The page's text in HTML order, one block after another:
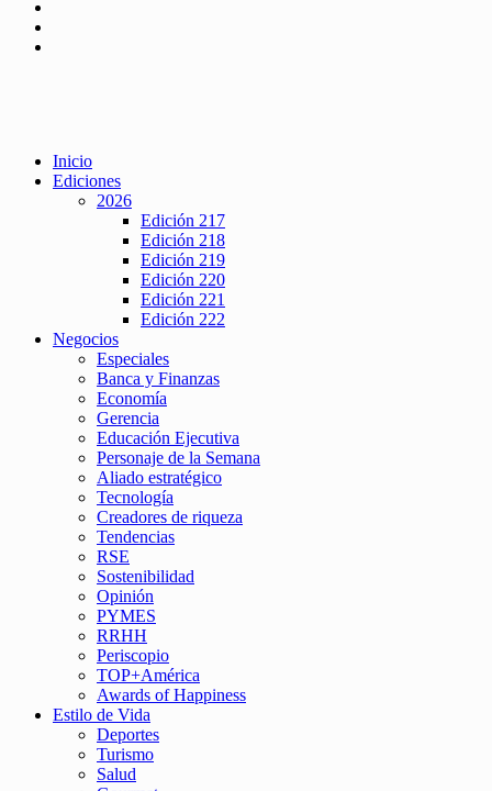
Inicio
Ediciones
2026
Edición 217
Edición 218
Edición 219
Edición 220
Edición 221
Edición 222
Negocios
Especiales
Banca y Finanzas
Economía
Gerencia
Educación Ejecutiva
Personaje de la Semana
Aliado estratégico
Tecnología
Creadores de riqueza
Tendencias
RSE
Sostenibilidad
Opinión
PYMES
RRHH
Periscopio
TOP+América
Awards of Happiness
Estilo de Vida
Deportes
Turismo
Salud